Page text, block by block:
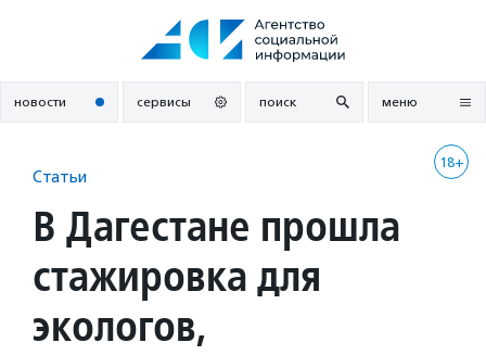
новости сервисы поиск меню
18+
Статьи
В Дагестане прошла
стажировка для
экологов,